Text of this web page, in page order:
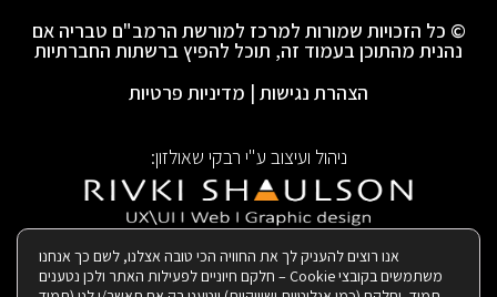
© כל הזכויות שמורות למרכז למורשת הרמב"ם טבריה אם
נהנית מהתוכן בעמוד זה, תוכל להפיץ ברשתות החברתיות
הצהרת נגישות | מדיניות פרטיות
ניהול ועיצוב ע"י רבקי שאולזון:
| בנייה ותחזוקת האתר:
אנו רוצים להעניק לך את החוויה הכי טובה אצלנו, לשם כך אנחנו
משתמשים בקובצי Cookie – חלקם חיוניים לפעילות האתר ולכן נטענים